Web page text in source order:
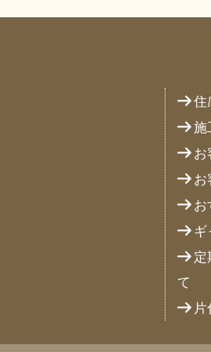
住
施
お
お
お
ギ
定
て
片